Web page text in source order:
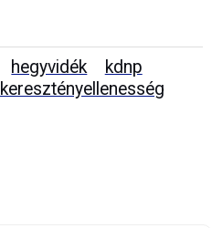
hegyvidék
kdnp
keresztényellenesség